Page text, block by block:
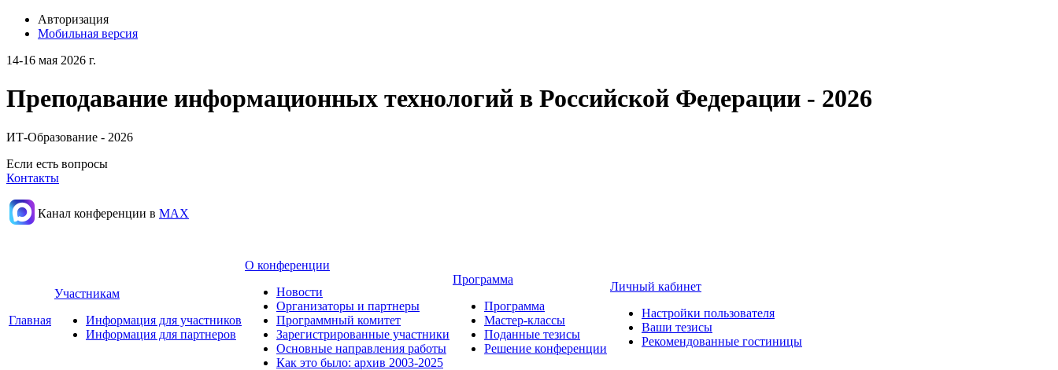
Авторизация
Мобильная версия
14-16 мая 2026 г.
Преподавание информационных технологий в Российской Федерации - 2026
ИТ-Образование - 2026
Если есть вопросы
Контакты
Канал конференции в МАХ
Главная
Участникам
Информация для участников
Информация для партнеров
О конференции
Новости
Организаторы и партнеры
Программный комитет
Зарегистрированные участники
Основные направления работы
Как это было: архив 2003-2025
Программа
Программа
Мастер-классы
Поданные тезисы
Решение конференции
Личный кабинет
Настройки пользователя
Ваши тезисы
Рекомендованные гостиницы